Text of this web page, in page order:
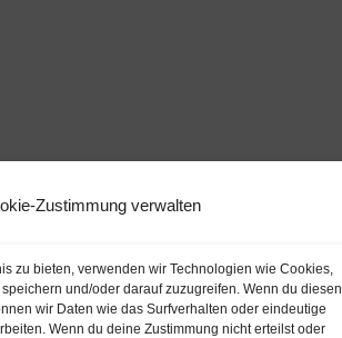
Zustimmung verwalten
zu bieten, verwenden wir Technologien wie Cookies,
und/oder darauf zuzugreifen. Wenn du diesen
wir Daten wie das Surfverhalten oder eindeutige
Wenn du deine Zustimmung nicht erteilst oder